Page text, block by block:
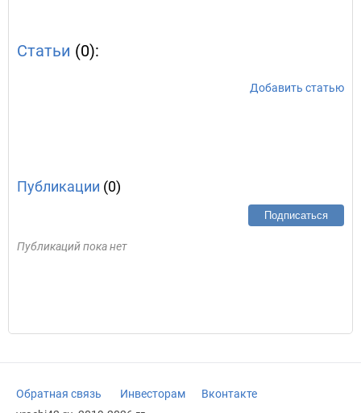
Статьи (0):
Добавить статью
Публикации (0)
Подписаться
Публикаций пока нет
Обратная связь Инвесторам
Вконтакте